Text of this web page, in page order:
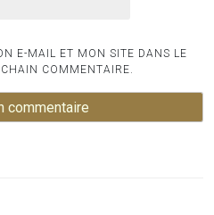
E-MAIL ET MON SITE DANS LE
COMMENTAIRE.